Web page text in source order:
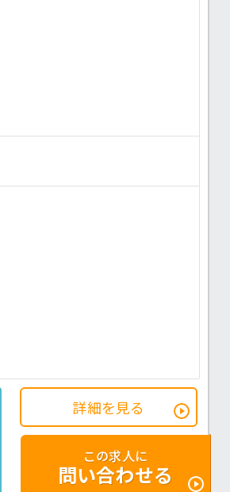
詳細を見る
この求人に
問い合わせる